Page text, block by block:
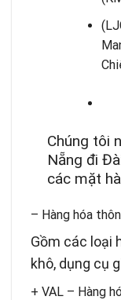
Chúng tôi
Nẵng đi
các mặt
– Hàng hóa
Gồm các loại
khô, dụng cụ
+ VAL – Hàng